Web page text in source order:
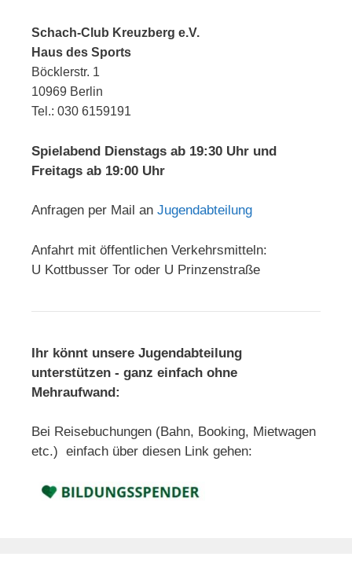
Schach-Club Kreuzberg e.V.
Haus des Sports
Böcklerstr. 1
10969 Berlin
Tel.: 030 6159191
Spielabend Dienstags ab 19:30 Uhr und
Freitags ab 19:00 Uhr
Anfragen per Mail an Jugendabteilung
Anfahrt mit öffentlichen Verkehrsmitteln:
U Kottbusser Tor oder U Prinzenstraße
Ihr könnt unsere Jugendabteilung
unterstützen - ganz einfach ohne
Mehraufwand:
Bei Reisebuchungen (Bahn, Booking, Mietwagen
etc.) einfach über diesen Link gehen: